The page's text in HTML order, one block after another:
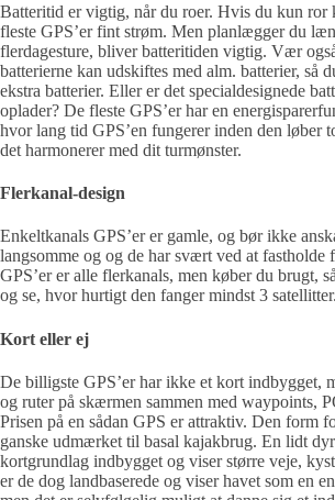
Batteritid er vigtig, når du roer. Hvis du kun ror
fleste GPS’er fint strøm. Men planlægger du
flerdagesture, bliver batteritiden vigtig. Vær
batterierne kan udskiftes med alm. batterier, så
ekstra batterier. Eller er det specialdesignede
oplader? De fleste GPS’er har en
hvor lang tid GPS’en fungerer inden den løber
det harmonerer med dit turmønster.
Flerkanal-design
Enkeltkanals GPS’er er gamle, og bør ikke
langsomme og og de har svært ved at fastholde
GPS’er er alle flerkanals, men køber du brugt,
og se, hvor hurtigt den fanger mindst 3 satellitter.
Kort eller ej
De billigste GPS’er har ikke et kort indbygget,
og ruter på skærmen sammen med waypoints,
Prisen på en sådan GPS er attraktiv. Den form
ganske udmærket til basal kajakbrug. En lidt
kortgrundlag indbygget og viser større veje,
er de dog landbaserede og viser havet som en